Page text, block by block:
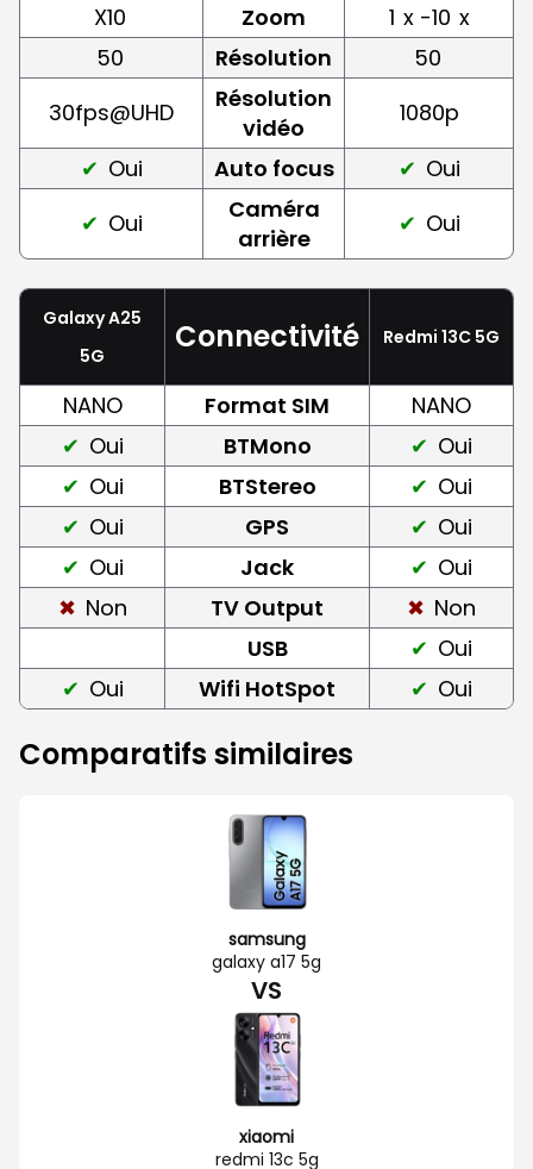
X10 Zoom 1 x -10 x
50
Résolution
50
30fps@UHD
Résolution
vidéo
1080p
Oui
Auto focus
Oui
Oui
Caméra
arrière
Oui
Galaxy A25
5G
Connectivité Redmi 13C 5G
NANO Format SIM
NANO
Oui
BTMono
Oui
Oui
BTStereo
Oui
Oui
GPS
Oui
Oui
Jack
Oui
Non
TV Output
Non
USB
Oui
Oui
Wifi HotSpot Oui
Comparatifs similaires
samsung
galaxy a17 5g
VS
xiaomi
redmi 13c 5g